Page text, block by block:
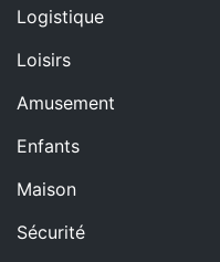
Logistique
Loisirs
Amusement
Enfants
Maison
Sécurité